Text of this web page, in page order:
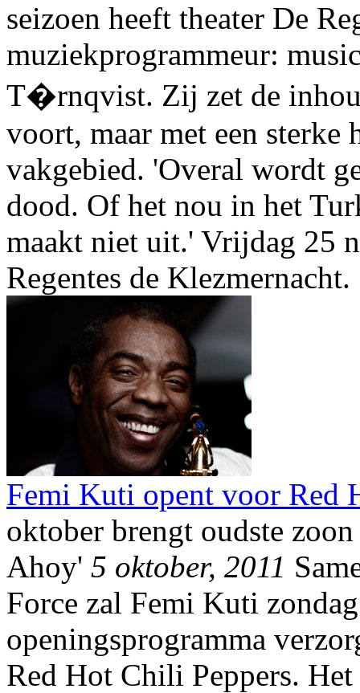
seizoen heeft theater De
muziekprogrammeur:
T�rnqvist. Zij zet de
voort, maar met een sterke
vakgebied. 'Overal wordt
dood. Of het nou in het
maakt niet uit.' Vrijdag 25
Regentes de Klezmernacht.
Femi Kuti opent voor Red
oktober brengt oudste
Ahoy' 5 oktober, 2011
Force zal Femi Kuti
openingsprogramma
Red Hot Chili Peppers.